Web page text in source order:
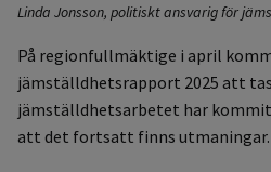
Linda Jonsson, politiskt ansvarig för
På regionfullmäktige i april
jämställdhetsrapport 2025 att
jämställdhetsarbetet har kommit
att det fortsatt finns utmaningar.